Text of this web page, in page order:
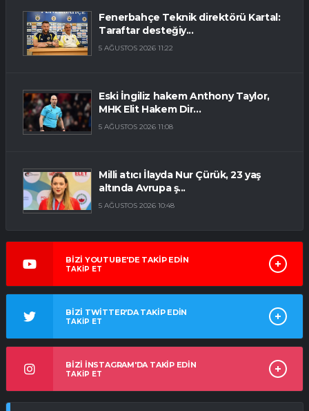
Fenerbahçe Teknik direktörü Kartal:
Taraftar desteğiy...
5 AĞUSTOS 2026 11:22
Eski İngiliz hakem Anthony Taylor,
MHK Elit Hakem Dir...
5 AĞUSTOS 2026 11:08
Milli atıcı İlayda Nur Çürük, 23 yaş
altında Avrupa ş...
5 AĞUSTOS 2026 10:48
BİZİ YOUTUBE'DE TAKİP EDİN
TAKİP ET
BİZİ TWİTTER'DA TAKİP EDİN
TAKİP ET
BİZİ İNSTAGRAM'DA TAKİP EDİN
TAKİP ET